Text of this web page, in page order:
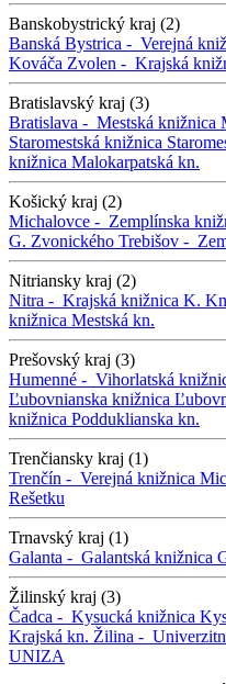
Banskobystrický kraj (2)
Banská Bystrica - Verejná
Kováča Zvolen - Krajská
Bratislavský kraj (3)
Bratislava - Mestská knižnica
Staromestská knižnica
knižnica Malokarpatská kn.
Košický kraj (2)
Michalovce - Zemplínska
G. Zvonického Trebišov -
Nitriansky kraj (2)
Nitra - Krajská knižnica K.
knižnica Mestská kn.
Prešovský kraj (3)
Humenné - Vihorlatská
Ľubovnianska knižnica
knižnica Podduklianska kn.
Trenčiansky kraj (1)
Trenčín - Verejná knižnica
Rešetku
Trnavský kraj (1)
Galanta - Galantská knižnica
Žilinský kraj (3)
Čadca - Kysucká knižnica
Krajská kn. Žilina -
UNIZA